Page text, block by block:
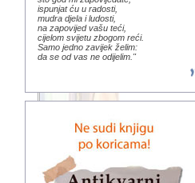
ispunjat ću u radosti,
mudra djela i ludosti,
na zapovijed vašu teći,
cijelom svijetu zbogom reći.
Samo jedno zavijek želim:
da se od vas ne odijelim."